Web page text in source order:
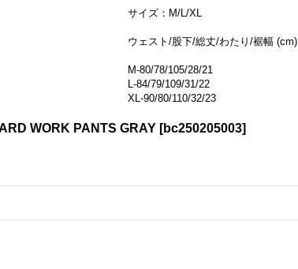
サイズ：M/L/XL
ウェスト/股下/総丈/わたり/裾幅 (cm)
M-80/78/105/28/21
L-84/79/109/31/22
XL-90/80/110/32/23
WORK PANTS GRAY [bc250205003]